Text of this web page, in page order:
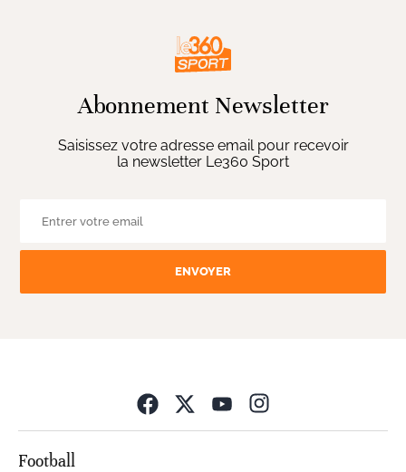
Abonnement Newsletter
Saisissez votre adresse email pour recevoir
la newsletter Le360 Sport
ENVOYER
Football